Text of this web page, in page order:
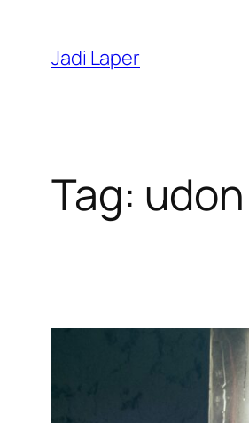
content
Jadi Laper
Tag: udon